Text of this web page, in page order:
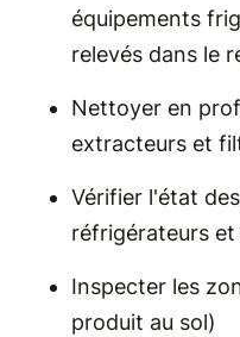
équipements
relevés dans le
Nettoyer en
extracteurs et
Vérifier l'état
réfrigérateurs
Inspecter les
produit au sol)